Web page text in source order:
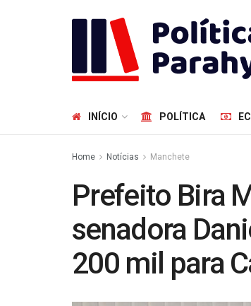
INÍCIO POLÍTICA
Home Notícias Manchete
Prefeito Bira
senadora
200 mil para